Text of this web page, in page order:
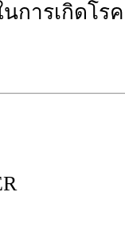
การเกิดโร